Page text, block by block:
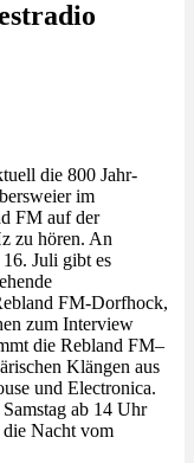
die 800 Jahr-
im
FM auf der
zu hören. An
16. Juli gibt es
FM-Dorfhock,
zum Interview
die Rebland FM–
Klängen aus
und Electronica.
ab 14 Uhr
Nacht vom